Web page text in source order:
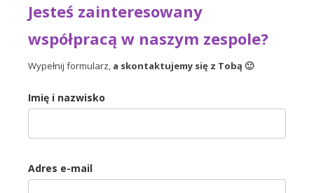
Jesteś zainteresowany
współpracą w naszym zespole?
Wypełnij formularz, a skontaktujemy się z Tobą 🙂
Imię i nazwisko
Adres e-mail